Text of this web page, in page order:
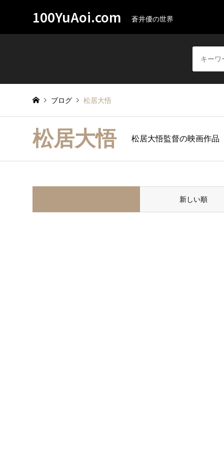
100YuAoi.com 蒼井優の世界
ブログ 松居大悟
松居大悟 松居大悟監督の映画作品
新しい順